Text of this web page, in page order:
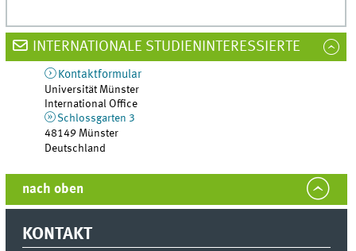
INTERNATIONALE STUDIENINTERESSIERTE
Kontaktformular
Universität Münster
International Office
Schlossgarten 3
48149 Münster
Deutschland
nach oben
KONTAKT